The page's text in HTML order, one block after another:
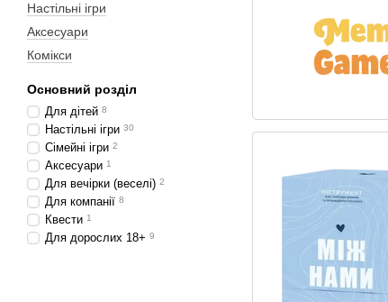
Настільні ігри
Аксесуари
Комікси
Основний розділ
Для дітей 8
Настільні ігри 30
Сімейні ігри 2
Аксесуари 1
Для вечірки (веселі) 2
Для компанії 8
Квести 1
Для дорослих 18+ 9